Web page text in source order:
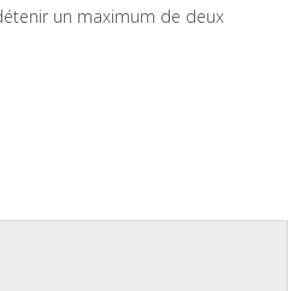
un maximum de deux